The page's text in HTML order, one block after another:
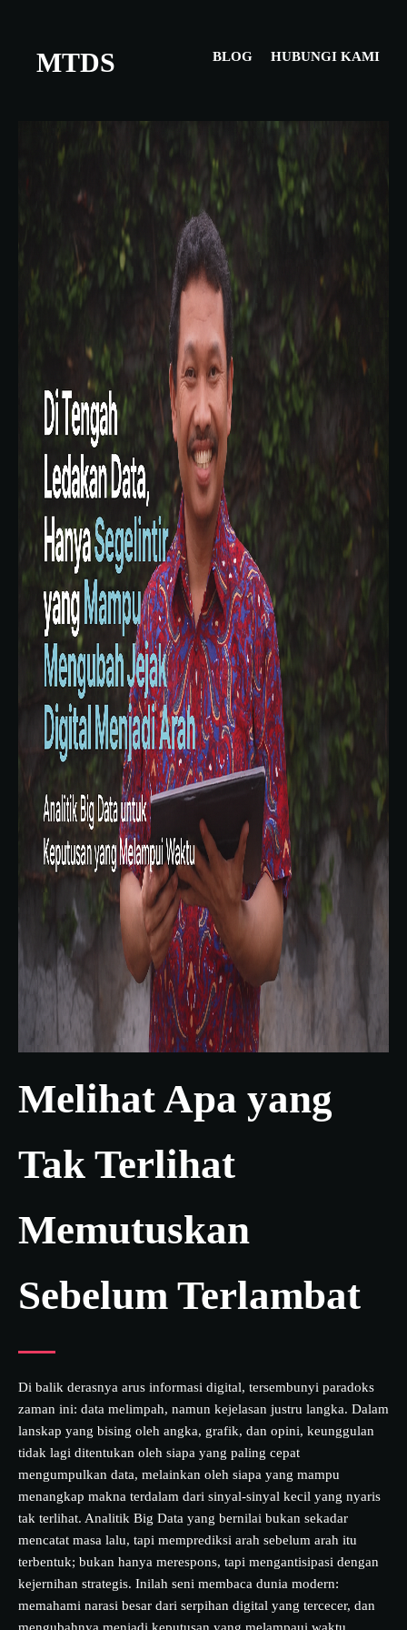
MTDS BLOG HUBUNGI KAMI
Melihat Apa yang
Tak Terlihat
Memutuskan
Sebelum Terlambat
Di balik derasnya arus informasi digital, tersembunyi paradoks
zaman ini: data melimpah, namun kejelasan justru langka. Dalam
lanskap yang bising oleh angka, grafik, dan opini, keunggulan
tidak lagi ditentukan oleh siapa yang paling cepat
mengumpulkan data, melainkan oleh siapa yang mampu
menangkap makna terdalam dari sinyal-sinyal kecil yang nyaris
tak terlihat. Analitik Big Data yang bernilai bukan sekadar
mencatat masa lalu, tapi memprediksi arah sebelum arah itu
terbentuk; bukan hanya merespons, tapi mengantisipasi dengan
kejernihan strategis. Inilah seni membaca dunia modern:
memahami narasi besar dari serpihan digital yang tercecer, dan